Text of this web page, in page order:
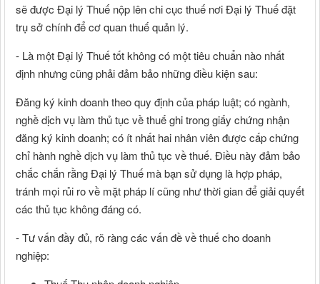
sẽ được Đại lý Thuế nộp lên chi cục thuế nơi Đại lý Thuế đặt
trụ sở chính để cơ quan thuế quản lý.
- Là một Đại lý Thuế tốt không có một tiêu chuẩn nào nhất
định nhưng cũng phải đảm bảo những điều kiện sau:
Đăng ký kinh doanh theo quy định của pháp luật; có ngành,
nghề dịch vụ làm thủ tục về thuế ghi trong giấy chứng nhận
đăng ký kinh doanh; có ít nhất hai nhân viên được cấp chứng
chỉ hành nghề dịch vụ làm thủ tục về thuế. Điều này đảm bảo
chắc chắn rằng Đại lý Thuế mà bạn sử dụng là hợp pháp,
tránh mọi rủi ro về mặt pháp lí cũng như thời gian để giải quyết
các thủ tục không đáng có.
- Tư vấn đầy đủ, rõ ràng các vấn đề về thuế cho doanh
nghiệp: